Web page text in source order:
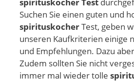
spirituskocher Test
Suchen Sie einen guten und
spirituskocherTest, geben
unseren Kaufkriterien einige
und Empfehlungen. Dazu
Zudem sollten Sie nicht
immer mal wieder tolle